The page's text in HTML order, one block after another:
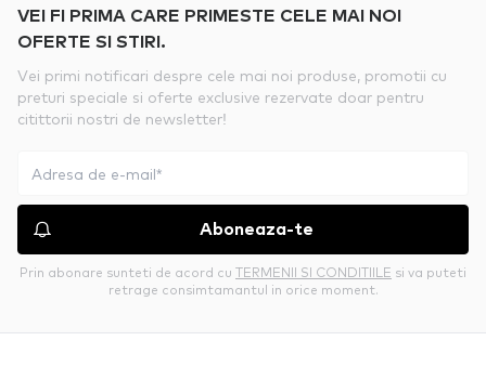
VEI FI PRIMA CARE PRIMESTE CELE MAI NOI
OFERTE SI STIRI.
Vei primi notificari despre cele mai noi produse, promotii cu
preturi speciale si oferte exclusive rezervate doar pentru
citittorii nostri de newsletter!
Aboneaza-te
Prin abonare sunteti de acord cu TERMENII SI CONDITIILE si va puteti
retrage consimtamantul in orice moment.